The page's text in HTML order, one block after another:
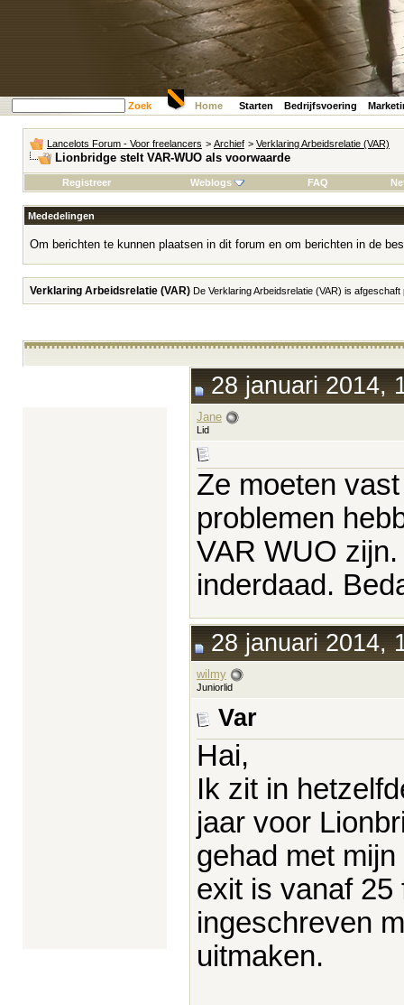
Zoek Home Starten Bedrijfsvoering
Lancelots Forum - Voor freelancers > Archief > Verklaring Arbeidsrelatie (VAR)
Lionbridge stelt VAR-WUO als voorwaarde
Registreer Weblogs FAQ
Mededelingen
Om berichten te kunnen plaatsen in dit forum en om berichten in de
Verklaring Arbeidsrelatie (VAR) De Verklaring Arbeidsrelatie (VAR) is
28 januari 2014,
Jane
Lid
Ze moeten
problemen
VAR WUO
inderdaad.
28 januari 2014,
wilmy
Juniorlid
Var
Hai,
Ik zit in
jaar voor
gehad met
exit is vanaf 25
ingeschreven
uitmaken.